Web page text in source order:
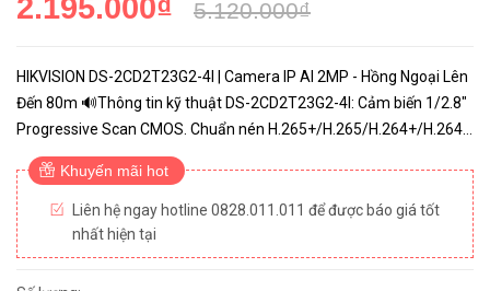
2.195.000₫ 5.120.000₫
HIKVISION DS-2CD2T23G2-4I | Camera IP AI 2MP - Hồng Ngoại Lên
Đến 80m 🔊Thông tin kỹ thuật DS-2CD2T23G2-4I: Cảm biến 1/2.8″
Progressive Scan CMOS. Chuẩn nén H.265+/H.265/H.264+/H.264.
Hỗ trợ 3 luồng dữ liệu. Độ nhạy sáng: Color: 0.005 Lux @ ...
Khuyến mãi hot
Liên hệ ngay hotline 0828.011.011 để được báo giá tốt
nhất hiện tại